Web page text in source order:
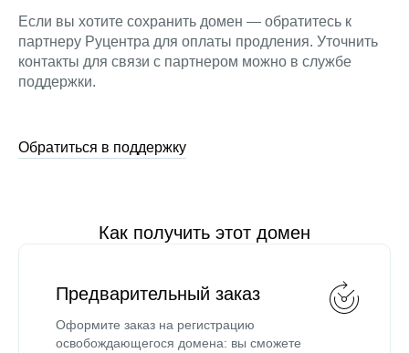
Если вы хотите сохранить домен — обратитесь к
партнеру Руцентра для оплаты продления. Уточнить
контакты для связи с партнером можно в службе
поддержки.
Обратиться в поддержку
Как получить этот домен
Предварительный заказ
Оформите заказ на регистрацию
освобождающегося домена: вы сможете